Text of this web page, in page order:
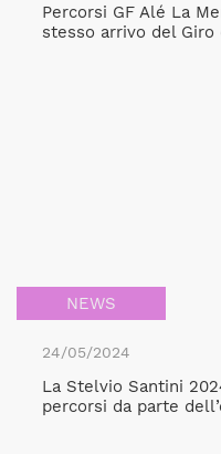
Percorsi GF Alé La
stesso arrivo del Giro
NEWS
24/05/2024
La Stelvio Santini
percorsi da parte